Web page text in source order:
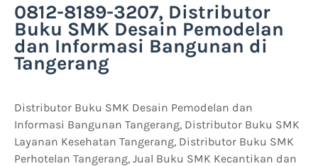
0812-8189-3207, Distributor
Buku SMK Desain Pemodelan
dan Informasi Bangunan di
Tangerang
Distributor Buku SMK Desain Pemodelan dan
Informasi Bangunan Tangerang, Distributor Buku SMK
Layanan Kesehatan Tangerang, Distributor Buku SMK
Perhotelan Tangerang, Jual Buku SMK Kecantikan dan